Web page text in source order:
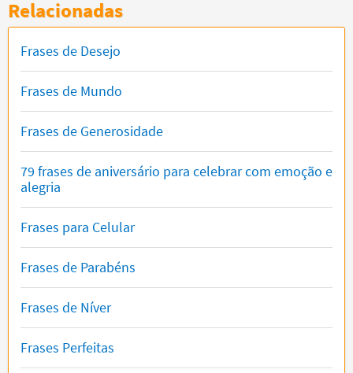
Relacionadas
Frases de Desejo
Frases de Mundo
Frases de Generosidade
79 frases de aniversário para celebrar com emoção e
alegria
Frases para Celular
Frases de Parabéns
Frases de Níver
Frases Perfeitas